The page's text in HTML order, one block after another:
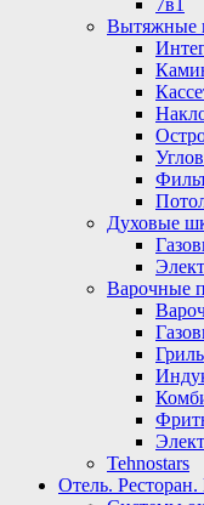
7в1
Вытяжные
Духовые
Варочные
Гриль
Tehnostars
Отель.